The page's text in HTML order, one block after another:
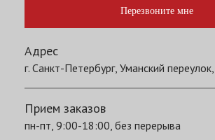
Перезвоните мне
Адрес
г. Санкт-Петербург, Уманский
Прием заказов
пн-пт, 9:00-18:00, без перерыва